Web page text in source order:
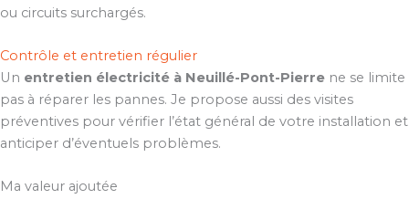
ou circuits surchargés.
Contrôle et entretien régulier
Un entretien électricité à Neuillé-Pont-Pierre ne se limite
pas à réparer les pannes. Je propose aussi des visites
préventives pour vérifier l’état général de votre installation et
anticiper d’éventuels problèmes.
Ma valeur ajoutée